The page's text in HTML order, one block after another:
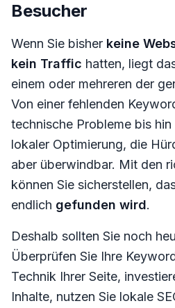
Besucher
Wenn Sie bisher keine
kein Traffic hatten, liegt
einem oder mehreren der
Von einer fehlenden
technische Probleme bis
lokaler Optimierung, die
aber überwindbar. Mit den
können Sie sicherstellen,
endlich gefunden wird.
Deshalb sollten Sie noch
Überprüfen Sie Ihre
Technik Ihrer Seite,
Inhalte, nutzen Sie lokale